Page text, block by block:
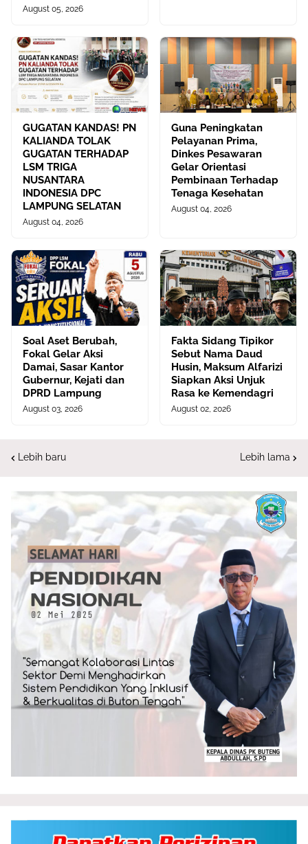
August 05, 2026
GUGATAN KANDAS! PN
KALIANDA TOLAK
GUGATAN TERHADAP
LSM TRIGA
NUSANTARA
INDONESIA DPC
LAMPUNG SELATAN
August 04, 2026
Guna Peningkatan
Pelayanan Prima,
Dinkes Pesawaran
Gelar Orientasi
Pembinaan Terhadap
Tenaga Kesehatan
August 04, 2026
​Soal Aset Berubah,
Fokal Gelar Aksi
Damai, Sasar Kantor
Gubernur, Kejati dan
DPRD Lampung
August 03, 2026
Fakta Sidang Tipikor
Sebut Nama Daud
Husin, Maksum Alfarizi
Siapkan Aksi Unjuk
Rasa ke Kemendagri
August 02, 2026
Lebih baru Lebih lama